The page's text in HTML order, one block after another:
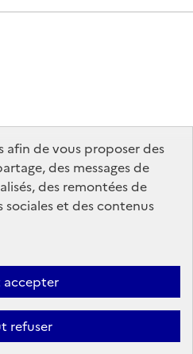
afin de vous proposer des
des messages de
des remontées de
et des contenus
accepter
refuser
conforme
Mentions légales
de connexion (cookies)